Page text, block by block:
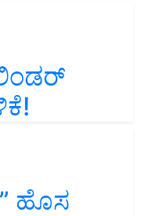
ಹೊಸ